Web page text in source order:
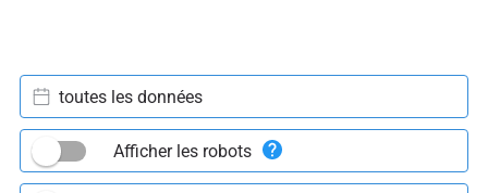
toutes les données
Afficher les robots